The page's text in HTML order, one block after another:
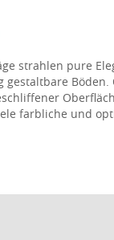
strahlen pure
gestaltbare Böden.
farbliche und